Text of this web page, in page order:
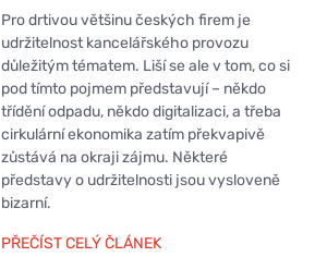
Pro drtivou většinu českých firem je
udržitelnost kancelářského provozu
důležitým tématem. Liší se ale v tom, co si
pod tímto pojmem představují – někdo
třídění odpadu, někdo digitalizaci, a třeba
cirkulární ekonomika zatím překvapivě
zůstává na okraji zájmu. Některé
představy o udržitelnosti jsou vysloveně
bizarní.
PŘEČÍST CELÝ ČLÁNEK